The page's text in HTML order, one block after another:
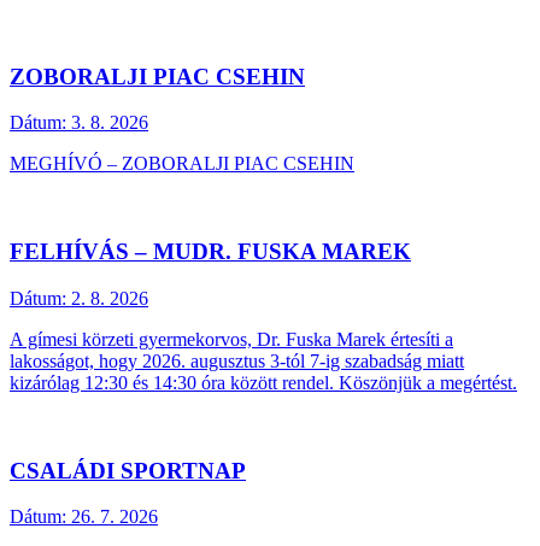
ZOBORALJI PIAC CSEHIN
Dátum: 3. 8. 2026
MEGHÍVÓ – ZOBORALJI PIAC CSEHIN
FELHÍVÁS – MUDR. FUSKA MAREK
Dátum: 2. 8. 2026
A gímesi körzeti gyermekorvos, Dr. Fuska Marek értesíti a
lakosságot, hogy 2026. augusztus 3-tól 7-ig szabadság miatt
kizárólag 12:30 és 14:30 óra között rendel. Köszönjük a megértést.
CSALÁDI SPORTNAP
Dátum: 26. 7. 2026